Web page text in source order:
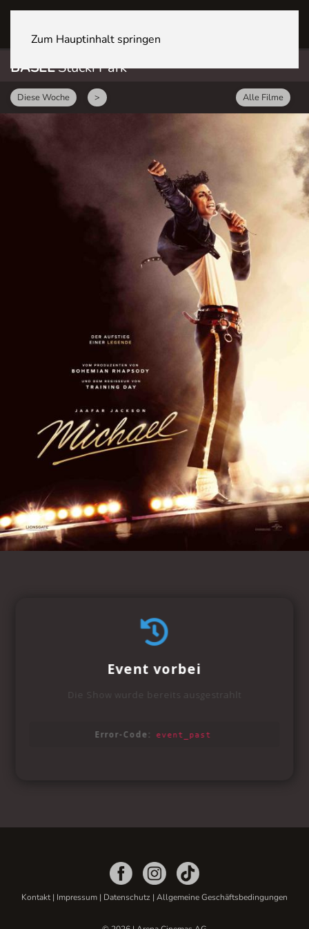
Zum Hauptinhalt springen
BASELStücki Park
Diese Woche > Alle Filme
Kontakt| Impressum | Datenschutz | Allgemeine Geschäftsbedingungen